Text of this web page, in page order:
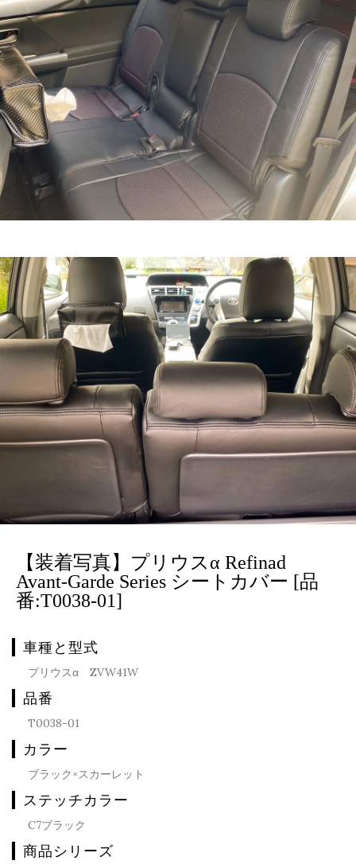
【装着写真】プリウスα Refinad
Avant-Garde Series シートカバー [品
番:T0038-01]
車種と型式
プリウスα ZVW41W
品番
T0038-01
カラー
ブラック×スカーレット
ステッチカラー
C7ブラック
商品シリーズ